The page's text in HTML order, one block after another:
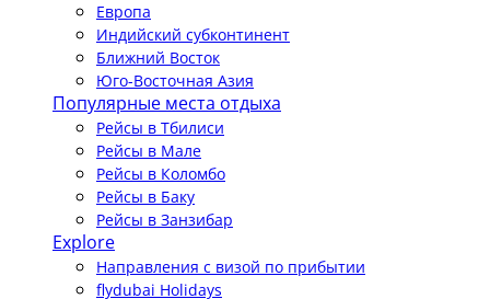
Европа
Индийский субконтинент
Ближний Восток
Юго-Восточная Азия
Популярные места отдыха
Рейсы в Тбилиси
Рейсы в Мале
Рейсы в Коломбо
Рейсы в Баку
Рейсы в Занзибар
Explore
Направления с визой по прибытии
flydubai Holidays